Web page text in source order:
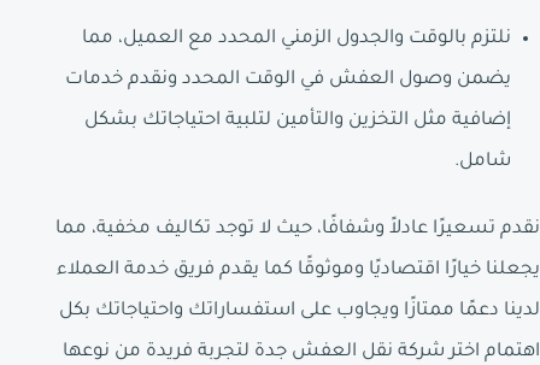
نلتزم بالوقت والجدول الزمني المحدد مع العميل، مما
يضمن وصول العفش في الوقت المحدد ونقدم خدمات
إضافية مثل التخزين والتأمين لتلبية احتياجاتك بشكل
شامل.
نقدم تسعيرًا عادلاً وشفافًا، حيث لا توجد تكاليف مخفية، مما
يجعلنا خيارًا اقتصاديًا وموثوقًا كما يقدم فريق خدمة العملاء
لدينا دعمًا ممتازًا ويجاوب على استفساراتك واحتياجاتك بكل
اهتمام اختر شركة نقل العفش جدة لتجربة فريدة من نوعها